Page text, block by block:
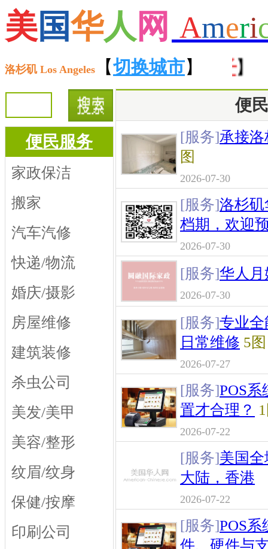
美国华人 网 Ameri
洛杉矶 Los Angeles 【切换城市】
接送服务】 【民宿月子 】 【汽
便民服务
家政保洁
搬家
汽车汽修
快递/物流
婚庆/摄影
房屋维修
建筑装修
杀虫公司
美发/美甲
美容/整形
纹眉/纹身
保健/按摩
印刷公司
便
[服务]承接
图
2026-07-30
[服务]洛杉
档期，欢迎
2026-07-30
[服务]华人
2026-07-30
[服务]专业全
日常维修 5图
2026-07-27
[服务]POS
置才合理？
2026-07-22
[服务]美国
大陆，香港
2026-07-22
[服务]POS
件、硬件与